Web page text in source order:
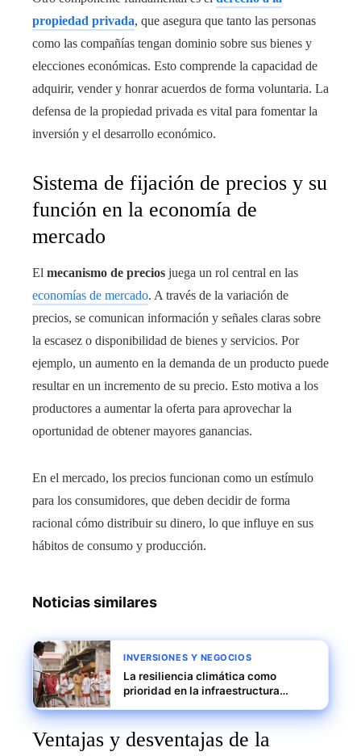
propiedad privada, que asegura que tanto las personas
como las compañías tengan dominio sobre sus bienes y
elecciones económicas. Esto comprende la capacidad de
adquirir, vender y honrar acuerdos de forma voluntaria. La
defensa de la propiedad privada es vital para fomentar la
inversión y el desarrollo económico.
Sistema de fijación de precios y su
función en la economía de
mercado
El mecanismo de precios juega un rol central en las
economías de mercado. A través de la variación de
precios, se comunican información y señales claras sobre
la escasez o disponibilidad de bienes y servicios. Por
ejemplo, un aumento en la demanda de un producto puede
resultar en un incremento de su precio. Esto motiva a los
productores a aumentar la oferta para aprovechar la
oportunidad de obtener mayores ganancias.
En el mercado, los precios funcionan como un estímulo
para los consumidores, que deben decidir de forma
racional cómo distribuir su dinero, lo que influye en sus
hábitos de consumo y producción.
Noticias similares
INVERSIONES Y NEGOCIOS
La resiliencia climática como
prioridad en la infraestructura
de India
Ventajas y desventajas de la